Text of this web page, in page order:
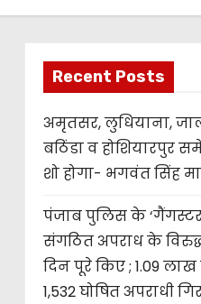
Recent Posts
अमृतसर, लुधियाना,
बठिंडा व होशियारपुर
शो होगा- भगवंत सिंह
पंजाब पुलिस के
संगठित अपराध के
दिन पूरे किए ; 1.09
1,532 घोषित अपराधी